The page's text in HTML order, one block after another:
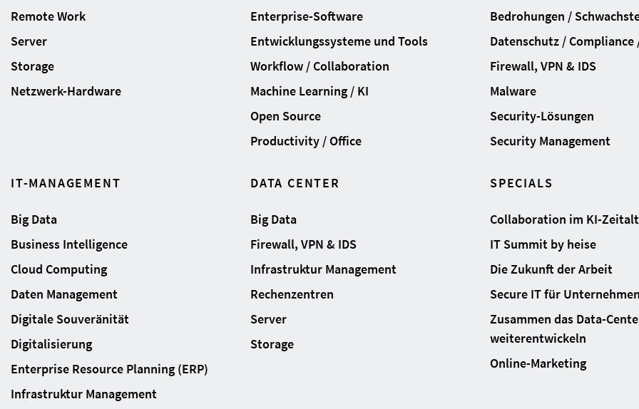
Remote Work
Server
Storage
Netzwerk-Hardware
Enterprise-Software
Entwicklungssysteme und Tools
Workflow / Collaboration
Machine Learning / KI
Open Source
Productivity / Office
Bedrohungen /
Datenschutz /
Firewall, VPN & IDS
Malware
Security-Lösungen
Security Management
IT-MANAGEMENT
Big Data
Business Intelligence
Cloud Computing
Daten Management
Digitale Souveränität
Digitalisierung
Enterprise Resource Planning (ERP)
Infrastruktur Management
DATA CENTER
Big Data
Firewall, VPN & IDS
Infrastruktur Management
Rechenzentren
Server
Storage
SPECIALS
Collaboration im KI-
IT Summit by heise
Die Zukunft der Arbeit
Secure IT für Unternehmen
Zusammen das Data-
weiterentwickeln
Online-Marketing